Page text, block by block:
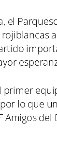
el
primer
lo que
Amigos del